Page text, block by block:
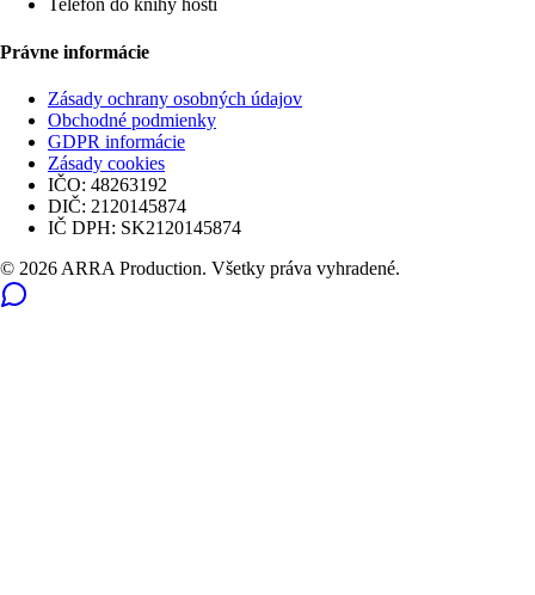
Telefón do knihy hostí
Právne informácie
Zásady ochrany osobných údajov
Obchodné podmienky
GDPR informácie
Zásady cookies
IČO: 48263192
DIČ: 2120145874
IČ DPH: SK2120145874
© 2026 ARRA Production. Všetky práva vyhradené.